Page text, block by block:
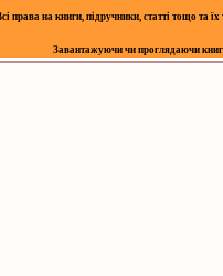
права на книги, підручники, статті тощо та
Завантажуючи чи проглядаючи